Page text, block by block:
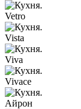
Vetro
Vista
Viva
Vivace
Айрон